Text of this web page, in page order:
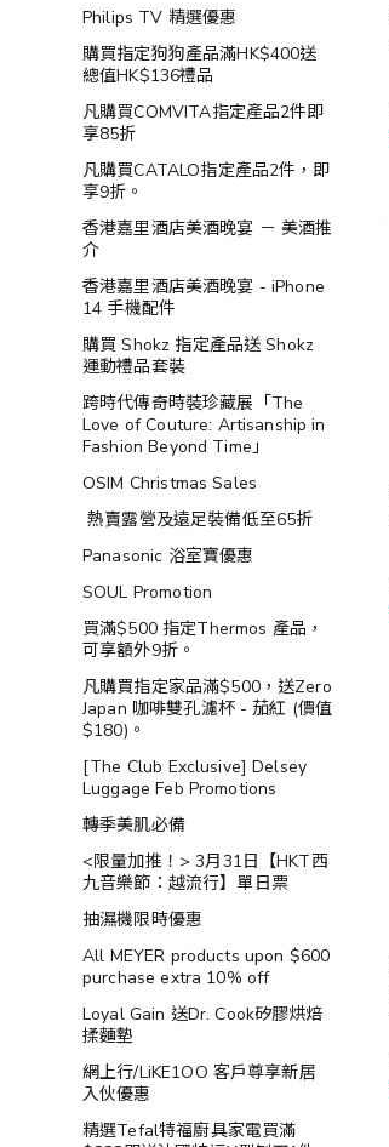
Philips TV 精選優惠
購買指定狗狗產品滿HK$400送
總值HK$136禮品
凡購買COMVITA指定產品2件即
享85折
凡購買CATALO指定產品2件，即
享9折。
香港嘉里酒店美酒晚宴 － 美酒推
介
香港嘉里酒店美酒晚宴 - iPhone
14 手機配件
購買 Shokz 指定產品送 Shokz
運動禮品套裝
跨時代傳奇時裝珍藏展「The
Love of Couture: Artisanship in
Fashion Beyond Time」
OSIM Christmas Sales
熱賣露營及遠足裝備低至65折
Panasonic 浴室寶優惠
SOUL Promotion
買滿$500 指定Thermos 產品，
可享額外9折。
凡購買指定家品滿$500，送Zero
Japan 咖啡雙孔濾杯 - 茄紅 (價值
$180)。
[The Club Exclusive] Delsey
Luggage Feb Promotions
轉季美肌必備
<限量加推！> 3月31日【HKT西
九音樂節：越流行】單日票
抽濕機限時優惠
All MEYER products upon $600
purchase extra 10% off
Loyal Gain 送Dr. Cook矽膠烘焙
揉麵墊
網上行/LiKE1OO 客戶尊享新居
入伙優惠
精選Tefal特福廚具家電買滿